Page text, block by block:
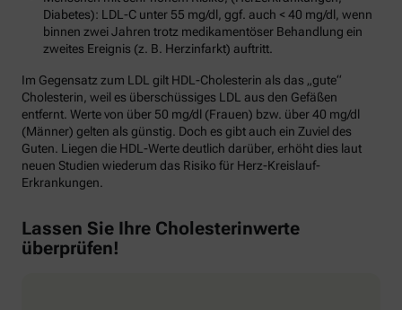
Diabetes): LDL-C unter 55 mg/dl, ggf. auch < 40 mg/dl, wenn
binnen zwei Jahren trotz medikamentöser Behandlung ein
zweites Ereignis (z. B. Herzinfarkt) auftritt.
Im Gegensatz zum LDL gilt HDL-Cholesterin als das „gute“
Cholesterin, weil es überschüssiges LDL aus den Gefäßen
entfernt. Werte von über 50 mg/dl (Frauen) bzw. über 40 mg/dl
(Männer) gelten als günstig. Doch es gibt auch ein Zuviel des
Guten. Liegen die HDL-Werte deutlich darüber, erhöht dies laut
neuen Studien wiederum das Risiko für Herz-Kreislauf-
Erkrankungen.
Lassen Sie Ihre Cholesterinwerte
überprüfen!